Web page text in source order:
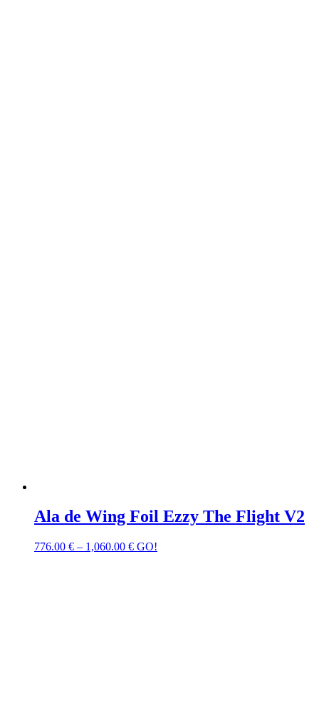
Ala de Wing Foil Ezzy The Flight V2
776.00 € – 1,060.00 € GO!